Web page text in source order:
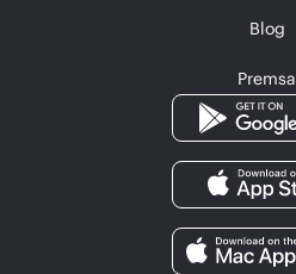
Blog
Premsa